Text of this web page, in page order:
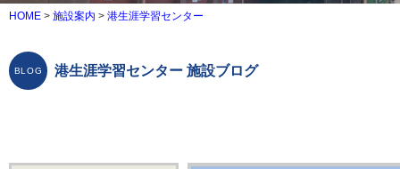
HOME > 施設案内 > 港生涯学習センター
港生涯学習センター 施設ブログ